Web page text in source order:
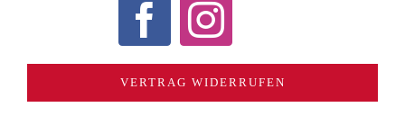
VERTRAG WIDERRUFEN